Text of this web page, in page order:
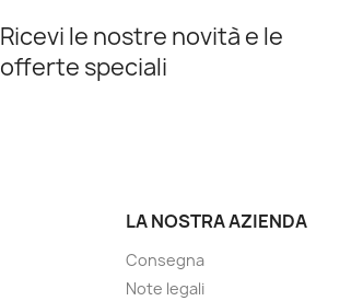
Ricevi le nostre novità e le
offerte speciali
LA NOSTRA AZIENDA
Consegna
Note legali